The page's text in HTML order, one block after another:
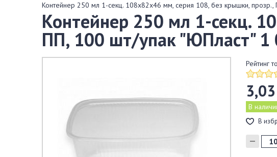
Контейнер 250 мл 1-секц. 108х82х46 мм, серия 108, без крышки,
Контейнер 250 мл 1-секц.
ПП, 100 шт/упак "ЮПласт"
Рейтинг
В
В